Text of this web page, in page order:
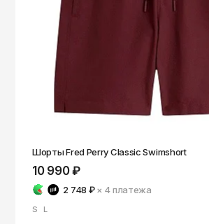
Шорты Fred Perry Classic Swimshort
10 990 ₽
2 748 ₽ × 4платежа
S L